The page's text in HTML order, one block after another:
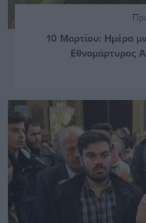
10 Μαρτίου: Ημέρα
Εθνομάρτυρος